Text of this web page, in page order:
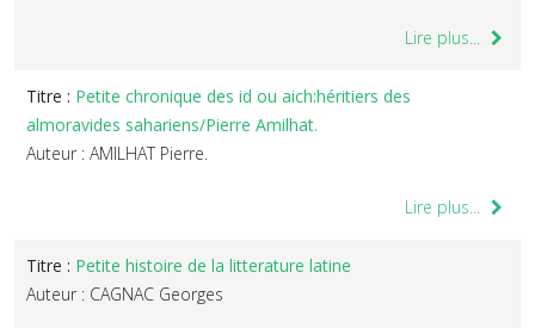
Lire plus...
Titre : Petite chronique des id ou aich:héritiers des
almoravides sahariens/Pierre Amilhat.
Auteur : AMILHAT Pierre.
Lire plus...
Titre : Petite histoire de la litterature latine
Auteur : CAGNAC Georges